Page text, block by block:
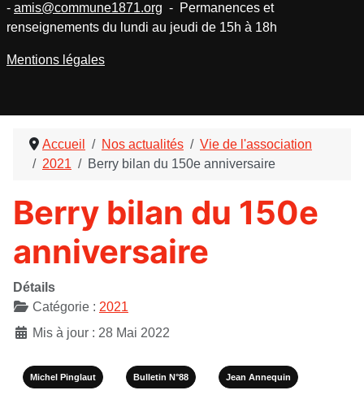
Accueil Nos actualités
Vie de l'association
2021
Berry bilan du 150e anniversaire
Berry bilan du 150e
anniversaire
Détails
Catégorie : 2021
Mis à jour : 28 Mai 2022
Michel Pinglaut Bulletin N°88 Jean Annequin
- amis@commune1871.org - Permanences et
renseignements du lundi au jeudi de 15h à 18h
Mentions légales